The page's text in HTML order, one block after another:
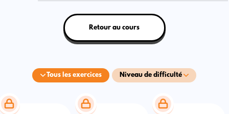
Tous les exercices Niveau de difficulté
Retour au cours